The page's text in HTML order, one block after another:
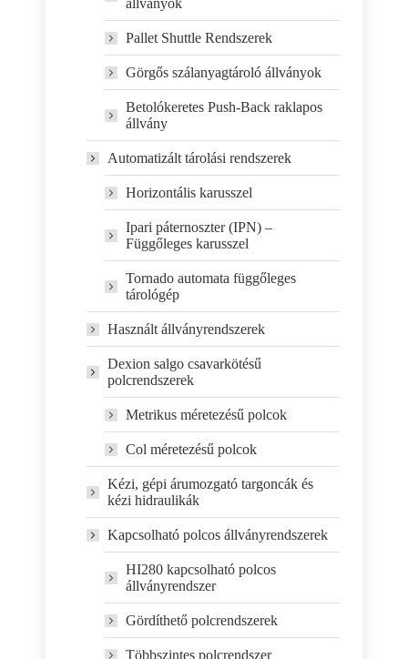
állványok
Pallet Shuttle Rendszerek
Görgős szálanyagtároló állványok
Betolókeretes Push-Back raklapos
állvány
Automatizált tárolási rendszerek
Horizontális karusszel
Ipari páternoszter (IPN) –
Függőleges karusszel
Tornado automata függőleges
tárológép
Használt állványrendszerek
Dexion salgo csavarkötésű
polcrendszerek
Metrikus méretezésű polcok
Col méretezésű polcok
Kézi, gépi árumozgató targoncák és
kézi hidraulikák
Kapcsolható polcos állványrendszerek
HI280 kapcsolható polcos
állványrendszer
Gördíthető polcrendszerek
Többszintes polcrendszer